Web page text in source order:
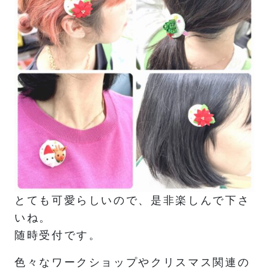
とても可愛らしいので、是非楽しんで下さ
いね。
随時受付です。
色々なワークショップやクリスマス関連の